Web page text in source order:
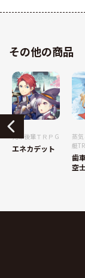
その他の商品
先輩後輩ＴＲＰＧ
エネカデット
蒸
艇
歯
空